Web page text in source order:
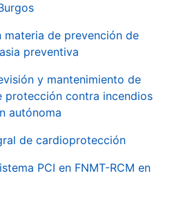
materia de prevención de
preventiva
y mantenimiento de
protección contra incendios
autónoma
de cardioprotección
PCI en FNMT-RCM en